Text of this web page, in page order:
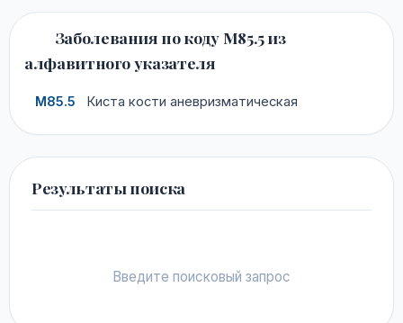
Заболевания по коду M85.5 из
алфавитного указателя
M85.5 Киста кости аневризматическая
Результаты поиска
Введите поисковый запрос